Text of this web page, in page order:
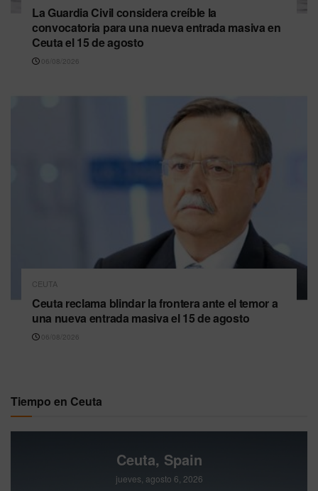
La Guardia Civil considera creíble la
convocatoria para una nueva entrada masiva en
Ceuta el 15 de agosto
06/08/2026
CEUTA
Ceuta reclama blindar la frontera ante el temor a
una nueva entrada masiva el 15 de agosto
06/08/2026
Tiempo en Ceuta
Ceuta, Spain
jueves, agosto 6, 2026